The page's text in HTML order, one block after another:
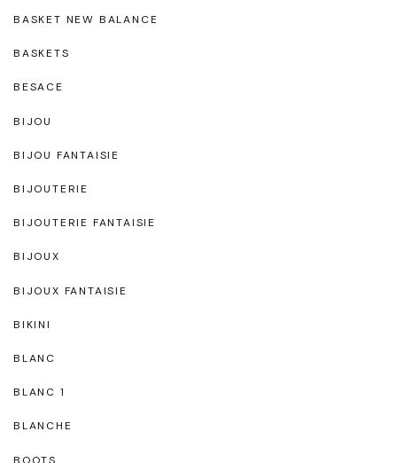
BASKET NEW BALANCE
BASKETS
BESACE
BIJOU
BIJOU FANTAISIE
BIJOUTERIE
BIJOUTERIE FANTAISIE
BIJOUX
BIJOUX FANTAISIE
BIKINI
BLANC
BLANC 1
BLANCHE
BOOTS